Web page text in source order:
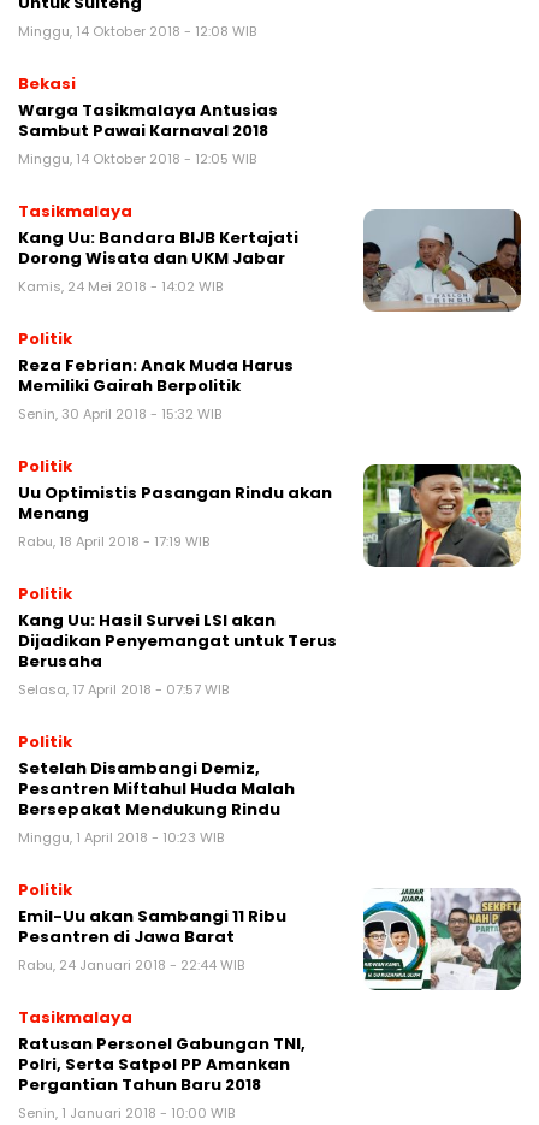
Minggu, 14 Oktober 2018 - 12:08 WIB
Bekasi
Warga Tasikmalaya Antusias
Sambut Pawai Karnaval 2018
Minggu, 14 Oktober 2018 - 12:05 WIB
Tasikmalaya
Kang Uu: Bandara BIJB Kertajati
Dorong Wisata dan UKM Jabar
Kamis, 24 Mei 2018 - 14:02 WIB
Politik
Reza Febrian: Anak Muda Harus
Memiliki Gairah Berpolitik
Senin, 30 April 2018 - 15:32 WIB
Politik
Uu Optimistis Pasangan Rindu akan
Menang
Rabu, 18 April 2018 - 17:19 WIB
Politik
Kang Uu: Hasil Survei LSI akan
Dijadikan Penyemangat untuk Terus
Berusaha
Selasa, 17 April 2018 - 07:57 WIB
Politik
Setelah Disambangi Demiz,
Pesantren Miftahul Huda Malah
Bersepakat Mendukung Rindu
Minggu, 1 April 2018 - 10:23 WIB
Politik
Emil-Uu akan Sambangi 11 Ribu
Pesantren di Jawa Barat
Rabu, 24 Januari 2018 - 22:44 WIB
Tasikmalaya
Ratusan Personel Gabungan TNI,
Polri, Serta Satpol PP Amankan
Pergantian Tahun Baru 2018
Senin, 1 Januari 2018 - 10:00 WIB